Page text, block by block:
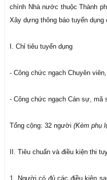
chính Nhà nước thuộc Thành
Xây dựng thông báo tuyển
I. Chỉ tiêu tuyển dụng
- Công chức ngạch Chuyên
- Công chức ngạch Cán sự, mã
Tổng cộng: 32 người (Kèm phụ
II. Tiêu chuẩn và điều kiện thi
1. Người có đủ các điều kiện